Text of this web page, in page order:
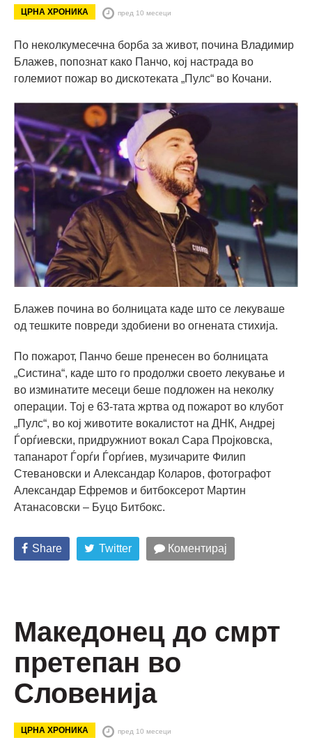
ЦРНА ХРОНИКА пред 10 месеци
По неколкумесечна борба за живот, почина Владимир
Блажев, попознат како Панчо, кој настрада во
големиот пожар во дискотеката „Пулс“ во Кочани.
Блажев почина во болницата каде што се лекуваше
од тешките повреди здобиени во огнената стихија.
По пожарот, Панчо беше пренесен во болницата
„Систина“, каде што го продолжи своето лекување и
во изминатите месеци беше подложен на неколку
операции. Тој е 63-тата жртва од пожарот во клубот
„Пулс“, во кој животите вокалистот на ДНК, Андреј
Ѓорѓиевски, придружниот вокал Сара Пројковска,
тапанарот Ѓорѓи Ѓорѓиев, музичарите Филип
Стевановски и Александар Коларов, фотографот
Александар Ефремов и битбоксерот Мартин
Атанасовски – Буцо Битбокс.
Share Twitter Коментирај
Македонец до смрт
претепан во
Словенија
ЦРНА ХРОНИКА пред 10 месеци